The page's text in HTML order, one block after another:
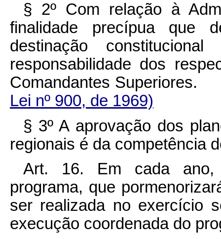
§ 2º Com relação à
finalidade precípua que
destinação
responsabilidade dos
Comandantes
Lei nº 900, de 1969)
§ 3º A aprovação dos
regionais é da competência
Art. 16. Em cada ano,
programa, que
ser realizada no exercício
execução coordenada do